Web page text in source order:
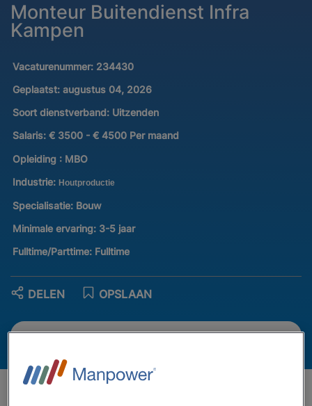
Monteur Buitendienst Infra
Kampen
Vacaturenummer: 234430
Geplaatst: augustus 04, 2026
Soort dienstverband: Uitzenden
Salaris: € 3500 - € 4500 Per maand
Opleiding : MBO
Industrie: Houtproductie
Specialisatie: Bouw
Minimale ervaring: 3-5 jaar
Fulltime/Parttime: Fulltime
SOLLICITEER NU
OPSLAAN
DELEN